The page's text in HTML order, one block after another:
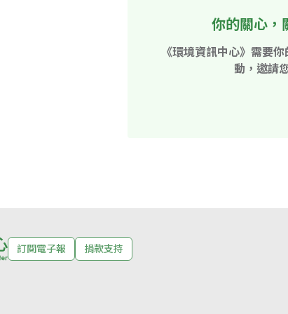
你的關心
《環境資訊中心》需要
動，邀請
訂閱電子報 捐款支持